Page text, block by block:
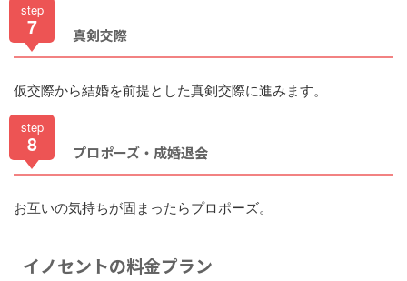
step
7 真剣交際
仮交際から結婚を前提とした真剣交際に進みます。
step
8 プロポーズ・成婚退会
お互いの気持ちが固まったらプロポーズ。
イノセントの料金プラン